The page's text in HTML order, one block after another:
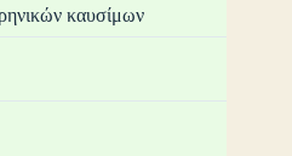
καυσίμων